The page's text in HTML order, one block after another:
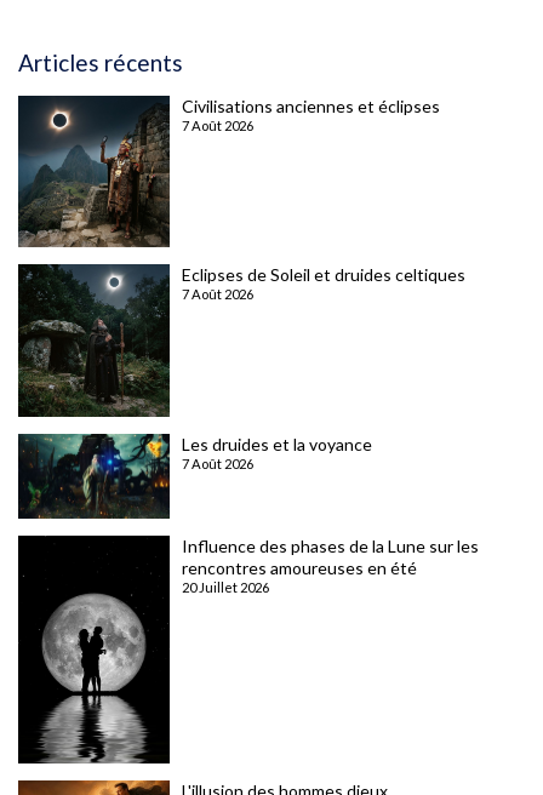
Articles récents
Civilisations anciennes et éclipses
7 Août 2026
Eclipses de Soleil et druides celtiques
7 Août 2026
Les druides et la voyance
7 Août 2026
Influence des phases de la Lune sur les
rencontres amoureuses en été
20 Juillet 2026